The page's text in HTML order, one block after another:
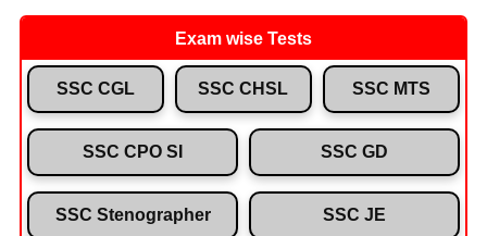
Exam wise Tests
SSC CGL SSC CHSL SSC MTS
SSC CPO SI SSC GD
SSC Stenographer SSC JE